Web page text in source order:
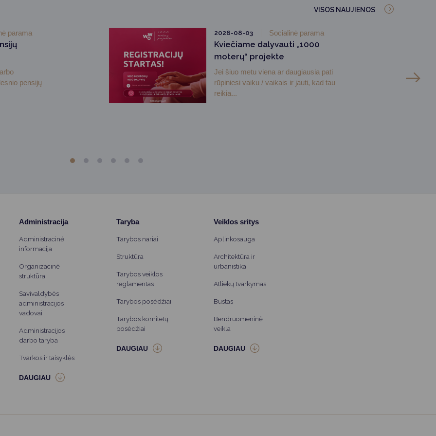
VISOS NAUJIENOS
parama
pensijų
2026-08-03 Socialinė parama
Kviečiame dalyvauti „1000
moterų“ projekte
Jei šiuo metu viena ar daugiausia pati
rūpiniesi vaiku / vaikais ir jauti, kad tau
reikia...
Administracija
Administracinė
informacija
Organizacinė
struktūra
Savivaldybės
administracijos
vadovai
Administracijos
darbo taryba
Tvarkos ir taisyklės
Taryba
Tarybos nariai
Struktūra
Tarybos veiklos
reglamentas
Tarybos posėdžiai
Tarybos komitetų
posėdžiai
Veiklos sritys
Aplinkosauga
Architektūra ir
urbanistika
Atliekų tvarkymas
Būstas
Bendruomeninė
veikla